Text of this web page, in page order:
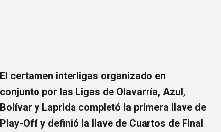
El certamen interligas organizado en
conjunto por las Ligas de Olavarría, Azul,
Bolívar y Laprida completó la primera llave de
Play-Off y definió la llave de Cuartos de Final